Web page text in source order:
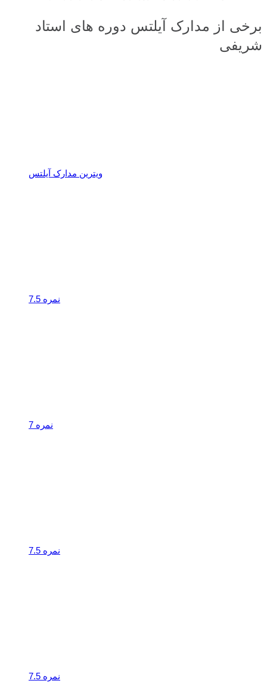
برخی از مدارک آیلتس دوره های استاد
شریفی
ویترین مدارک آیلتس
نمره 7.5
نمره 7
نمره 7.5
نمره 7.5